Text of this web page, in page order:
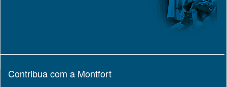
Contribua com a Montfort